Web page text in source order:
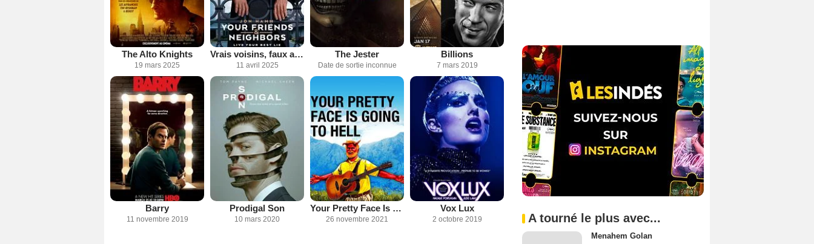
The Alto Knights
19 mars 2025
Vrais voisins, faux amis
11 avril 2025
The Jester
Date de sortie inconnue
Billions
7 mars 2019
Barry
11 novembre 2019
Prodigal Son
10 mars 2020
Your Pretty Face Is Going to Hell
26 novembre 2021
Vox Lux
2 octobre 2019 A tourné le plus avec...
Menahem Golan